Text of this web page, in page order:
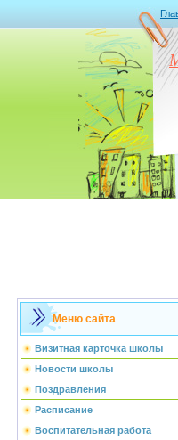
Меню сайта
Визитная карточка школы
Новости школы
Поздравления
Расписание
Воспитательная работа